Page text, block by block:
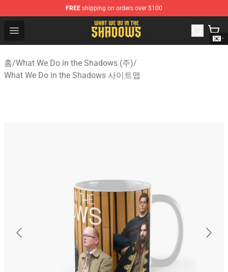
FREE shipping on orders over $100
Open menu
What We Do in the Shadows Shop - Official What We
홈/What We Do in the Shadows (주)/
What We Do in the Shadows 사이트맵